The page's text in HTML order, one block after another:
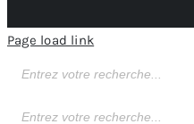
Page load link
de
de